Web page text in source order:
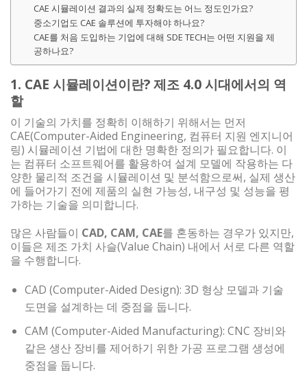
CAE 시뮬레이션 결과의 실제 정확도는 어느 정도인가요?
중소기업도 CAE 솔루션에 투자해야 하나요?
CAE를 처음 도입하는 기업에 대해 SDE TECH는 어떤 지원을 제
공하나요?
1. CAE 시뮬레이션이란? 제조 4.0 시대에서의 역
할
이 기술의 가치를 정확히 이해하기 위해서는 먼저
CAE(Computer-Aided Engineering, 컴퓨터 지원 엔지니어
링) 시뮬레이션 기법에 대한 명확한 정의가 필요합니다. 이
는 컴퓨터 소프트웨어를 활용하여 설계 모델에 작용하는 다
양한 물리적 조건을 시뮬레이션 및 분석함으로써, 실제 생산
에 들어가기 전에 제품의 실현 가능성, 내구성 및 성능을 평
가하는 기술을 의미합니다.
많은 사람들이 CAD, CAM, CAE를 혼동하는 경우가 있지만,
이들은 제조 가치 사슬(Value Chain) 내에서 서로 다른 역할
을 수행합니다.
CAD (Computer-Aided Design): 3D 형상 모델과 기술
도면을 설계하는 데 중점을 둡니다.
CAM (Computer-Aided Manufacturing): CNC 장비와
같은 생산 장비를 제어하기 위한 가공 프로그램 생성에
중점을 둡니다.